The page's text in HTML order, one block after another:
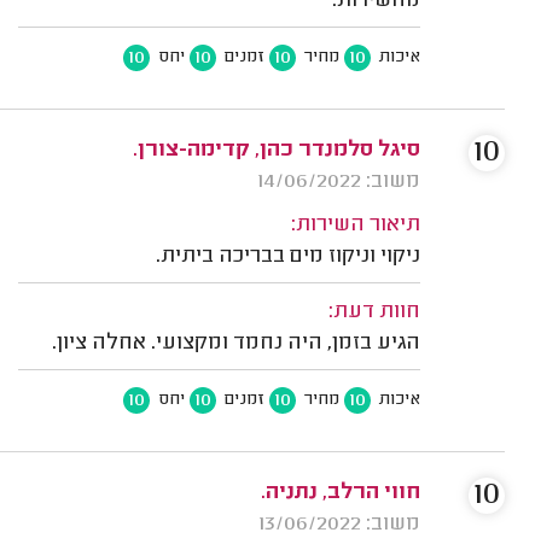
איכות 10 מחיר 10 זמנים 10 יחס 10
סיגל סלמנדר כהן, קדימה-צורן.
משוב: 14/06/2022
תיאור השירות:
ניקוי וניקוז מים בבריכה ביתית.
חוות דעת:
הגיע בזמן, היה נחמד ומקצועי. אחלה ציון.
איכות 10 מחיר 10 זמנים 10 יחס 10
10
חווי הרלב, נתניה.
משוב: 13/06/2022
10